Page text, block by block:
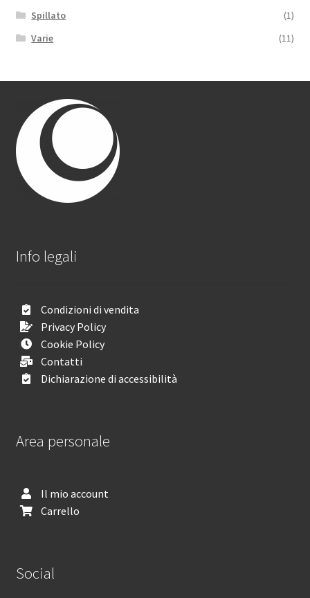
Spillato
(1)
Varie
(11)
Info legali
Condizioni di vendita
Privacy Policy
Cookie Policy
Contatti
Dichiarazione di accessibilità
Area personale
Il mio account
Carrello
Social